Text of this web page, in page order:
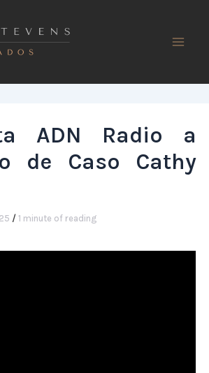
ADN Radio a
de Caso Cathy
/1 minute of reading